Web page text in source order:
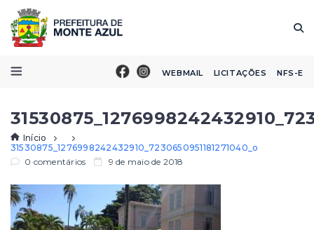
WEBMAIL LICITAÇÕES NFS-E
Início
31530875_1276998242432910_7230650951181271040_o
0 comentários
9 de maio de 2018